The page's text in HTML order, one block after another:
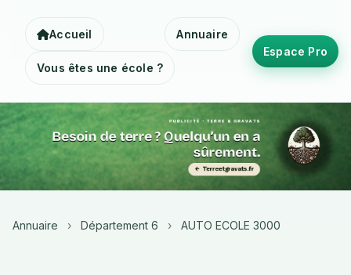
Accueil Annuaire
Vous êtes une école ?
Espace Pro
Annuaire › Département 6 › AUTO ECOLE 3000